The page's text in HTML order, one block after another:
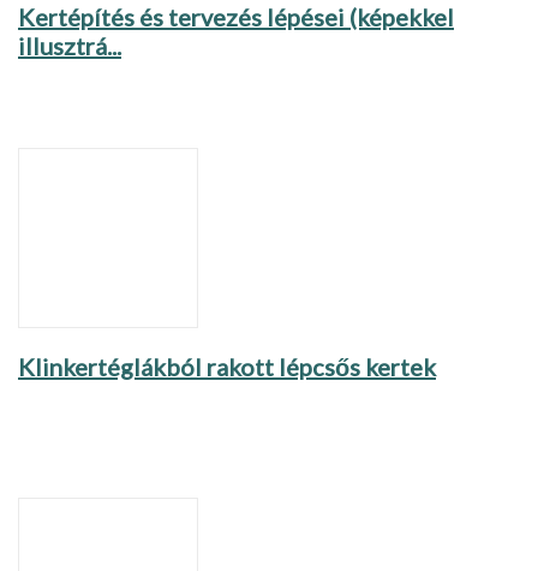
Kertépítés és tervezés lépései (képekkel
illusztrá...
Klinkertéglákból rakott lépcsős kertek